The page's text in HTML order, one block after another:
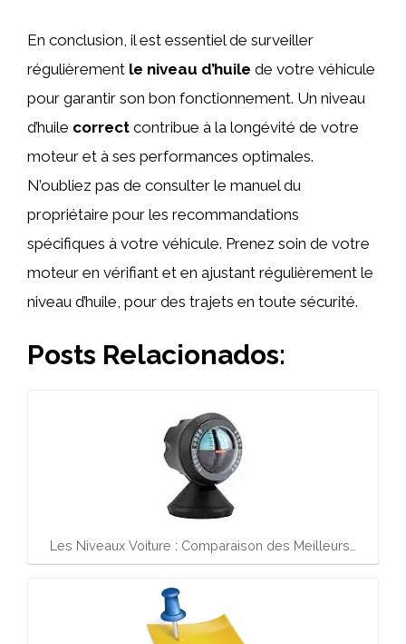
En conclusion, il est essentiel de surveiller
régulièrement le niveau d’huile de votre véhicule
pour garantir son bon fonctionnement. Un niveau
d’huile correct contribue à la longévité de votre
moteur et à ses performances optimales.
N’oubliez pas de consulter le manuel du
propriétaire pour les recommandations
spécifiques à votre véhicule. Prenez soin de votre
moteur en vérifiant et en ajustant régulièrement le
niveau d’huile , pour des trajets en toute sécurité.
Posts Relacionados:
Les Niveaux Voiture : Comparaison des Meilleurs…